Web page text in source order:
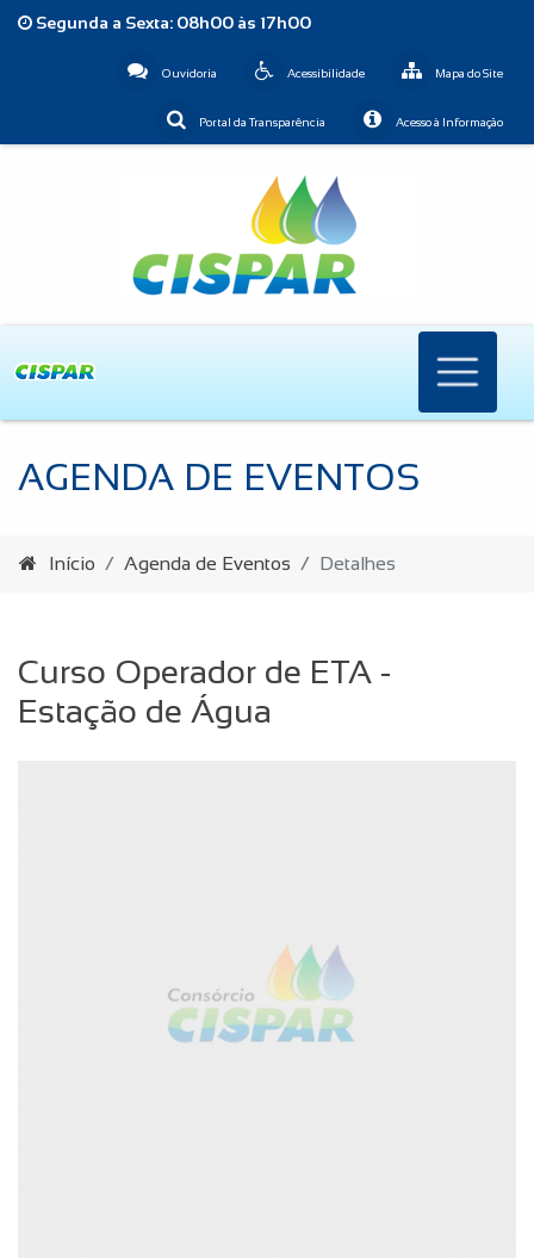
Segunda a Sexta: 08h00 às 17h00
Mapa do Site
Acessibilidade
Ouvidoria
Acesso à Informação
Portal da Transparência
AGENDA DE EVENTOS
Início Agenda de Eventos Detalhes
Curso Operador de ETA -
Estação de Água